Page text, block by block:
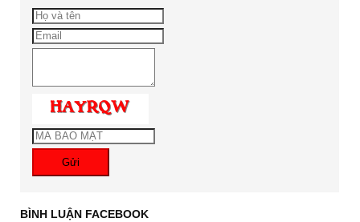
Gửi
BÌNH LUẬN FACEBOOK